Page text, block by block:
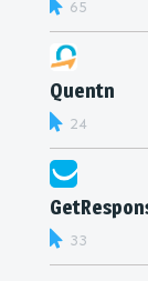
65
Quentn
24
33